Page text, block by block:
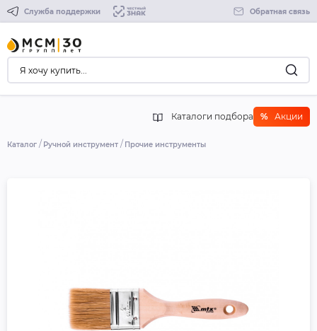
Служба поддержки Обратная связь
Каталоги подбора % Акции
Каталог Ручной инструмент Прочие инструменты